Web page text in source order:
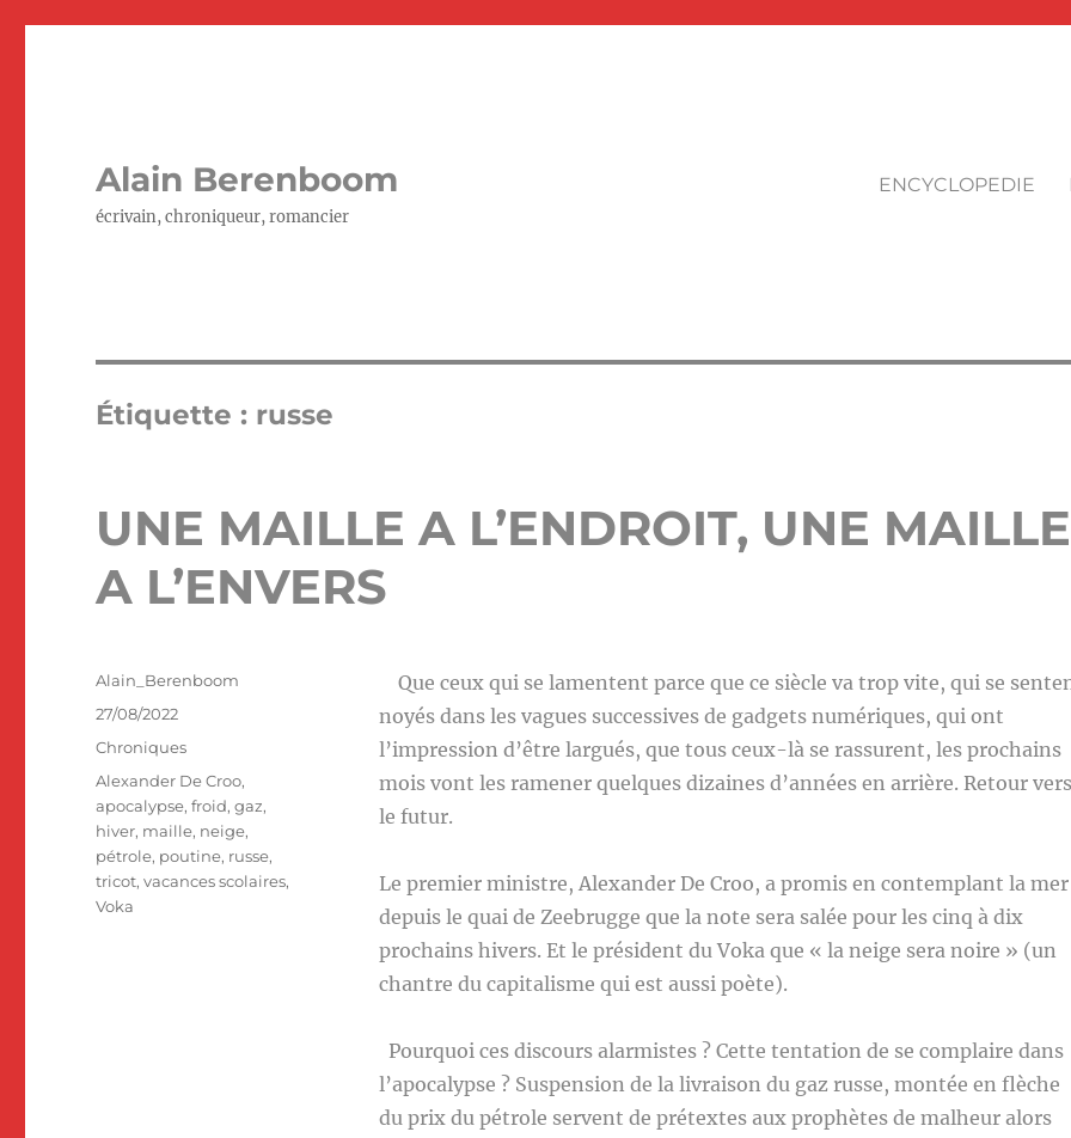
Alain Berenboom
écrivain, chroniqueur, romancier
ENCYCLOPEDIE
Étiquette : russe
UNE MAILLE A L’ENDROIT, UNE MAILLE
A L’ENVERS
Que ceux qui se lamentent parce que ce siècle va trop vite, qui se
noyés dans les vagues successives de gadgets numériques, qui ont
l’impression d’être largués, que tous ceux-là se rassurent, les prochains
mois vont les ramener quelques dizaines d’années en arrière. Retour vers
le futur.
Le premier ministre, Alexander De Croo, a promis en contemplant la mer
depuis le quai de Zeebrugge que la note sera salée pour les cinq à dix
prochains hivers. Et le président du Voka que « la neige sera noire » (un
chantre du capitalisme qui est aussi poète).
Pourquoi ces discours alarmistes ? Cette tentation de se complaire dans
l’apocalypse ? Suspension de la livraison du gaz russe, montée en flèche
du prix du pétrole servent de prétextes aux prophètes de malheur alors
Auteur
Alain_Berenboom
Publié
le
27/08/2022
Catégories
Chroniques
Étiquettes
Alexander De Croo,
apocalypse,froid,gaz,
hiver, maille, neige,
pétrole, poutine, russe,
tricot,vacances scolaires,
Voka